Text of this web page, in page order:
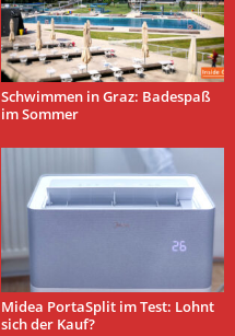
Schwimmen in Graz: Badespaß
im Sommer
Midea PortaSplit im Test: Lohnt
sich der Kauf?